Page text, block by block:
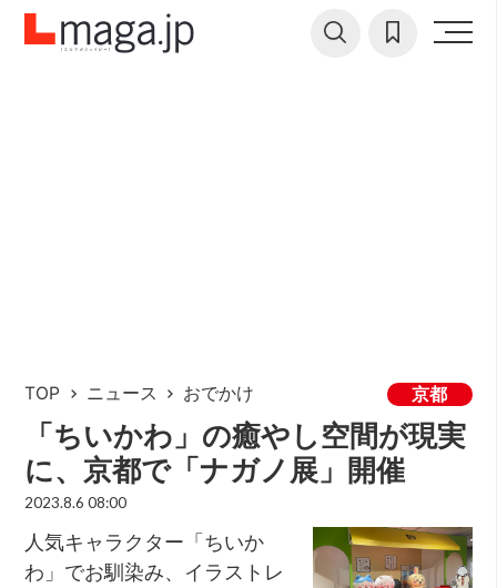
TOP ニュース おでかけ 京都
「ちいかわ」の癒やし空間が現実
に、京都で「ナガノ展」開催
2023.8.6 08:00
人気キャラクター「ちいか
わ」でお馴染み、イラストレ